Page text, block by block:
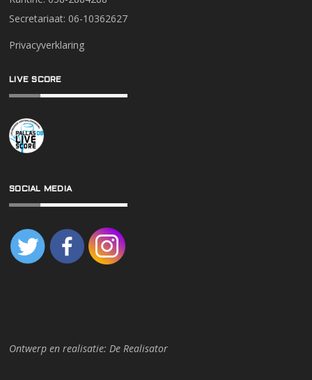
Secretariaat: 06-10362627
Privacyverklaring
LIVE SCORE
SOCIAL MEDIA
Ontwerp en realisatie: De Realisator